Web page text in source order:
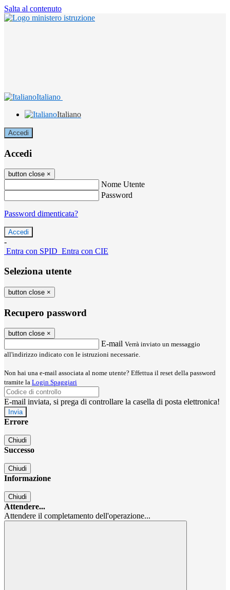
Salta al contenuto
Italiano
Italiano
Accedi
Accedi
button close ×
Nome Utente
Password
Password dimenticata?
-
Entra con SPID Entra con CIE
Seleziona utente
button close ×
Recupero password
button close ×
E-mail Verrà inviato un messaggio
all'indirizzo indicato con le istruzioni necessarie.
Non hai una e-mail associata al nome utente? Effettua il reset della password
tramite la Login Spaggiari
E-mail inviata, si prega di controllare la casella di posta elettronica!
Errore
Chiudi
Successo
Chiudi
Informazione
Chiudi
Attendere...
Attendere il completamento dell'operazione...